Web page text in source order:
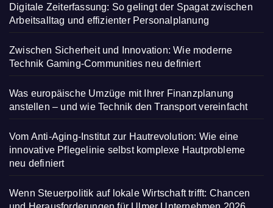
Digitale Zeiterfassung: So gelingt der Spagat zwischen
Arbeitsalltag und effizienter Personalplanung
Zwischen Sicherheit und Innovation: Wie moderne
Technik Gaming-Communities neu definiert
Was europäische Umzüge mit Ihrer Finanzplanung
anstellen – und wie Technik den Transport vereinfacht
Vom Anti-Aging-Institut zur Hautrevolution: Wie eine
innovative Pflegelinie selbst komplexe Hautprobleme
neu definiert
Wenn Steuerpolitik auf lokale Wirtschaft trifft: Chancen